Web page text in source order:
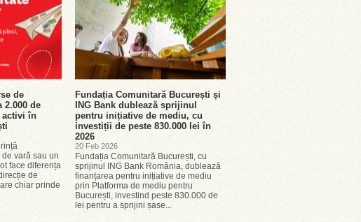
de
2.000 de
activi în
vară sau un
face diferența
de
chiar prinde
Fundația Comunitară București și
ING Bank dublează sprijinul
pentru inițiative de mediu, cu
investiții de peste 830.000 lei în
2026
20 Feb 2026
Fundația Comunitară București, cu
sprijinul ING Bank România, dublează
finanțarea pentru inițiative de mediu
prin Platforma de mediu pentru
București, investind peste 830.000 de
lei pentru a sprijini șase...